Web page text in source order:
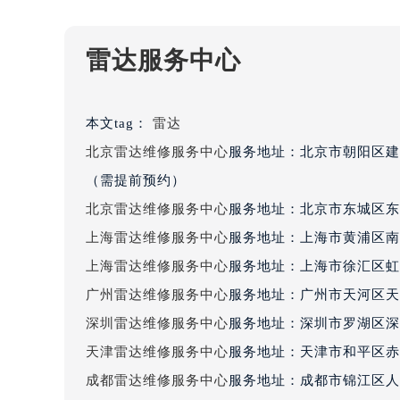
黑龙江省黑河市爱辉区中央街雷达
黑龙江省七台河市桃山区大同街雷
黑龙江省齐齐哈尔市龙沙区龙华路
黑龙江省双鸭山市尖山区新兴大街
黑龙江省绥化市北林区新华街与康
黑龙江省伊春市伊美区通河路雷达
吉林省白城市洮北区明仁南街雷达
吉林省辽源市龙山区人民大街雷达
吉林省梅河口市新华街道梅河大街
雷达服务中心
本文tag： 雷达
北京雷达维修服务中心 服务地址：北京市朝阳区
（需提前预约）
北京雷达维修服务中心 服务地址：北京市东城区
上海雷达维修服务中心 服务地址：上海市黄浦区
上海雷达维修服务中心 服务地址：上海市徐汇区
广州雷达维修服务中心 服务地址：广州市天河区
深圳雷达维修服务中心 服务地址：深圳市罗湖区
天津雷达维修服务中心 服务地址：天津市和平区
成都雷达维修服务中心 服务地址：成都市锦江区